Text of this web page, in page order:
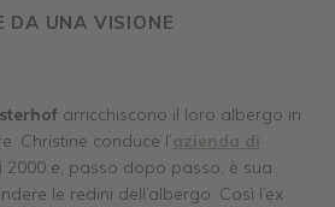
DA UNA VISIONE
arricchiscono il loro albergo in
Christine conduce l’azienda di
2000 e, passo dopo passo, è sua
le redini dell’albergo. Così l’ex